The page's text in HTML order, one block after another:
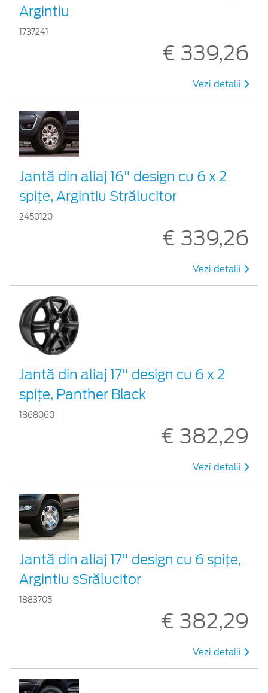
Argintiu
1737241
€ 339,26
Vezi detalii
Jantă din aliaj 16" design cu 6 x 2
spiţe, Argintiu Strălucitor
2450120
€ 339,26
Vezi detalii
Jantă din aliaj 17" design cu 6 x 2
spiţe, Panther Black
1868060
€ 382,29
Vezi detalii
Jantă din aliaj 17" design cu 6 spiţe,
Argintiu sSrălucitor
1883705
€ 382,29
Vezi detalii